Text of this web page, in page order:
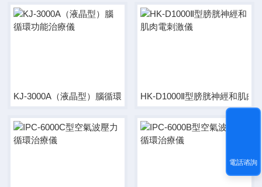
KJ-3000A（液晶型）腦循環功能治療儀HK-D1000Ⅱ型膀胱神經和肌肉
電話谘詢